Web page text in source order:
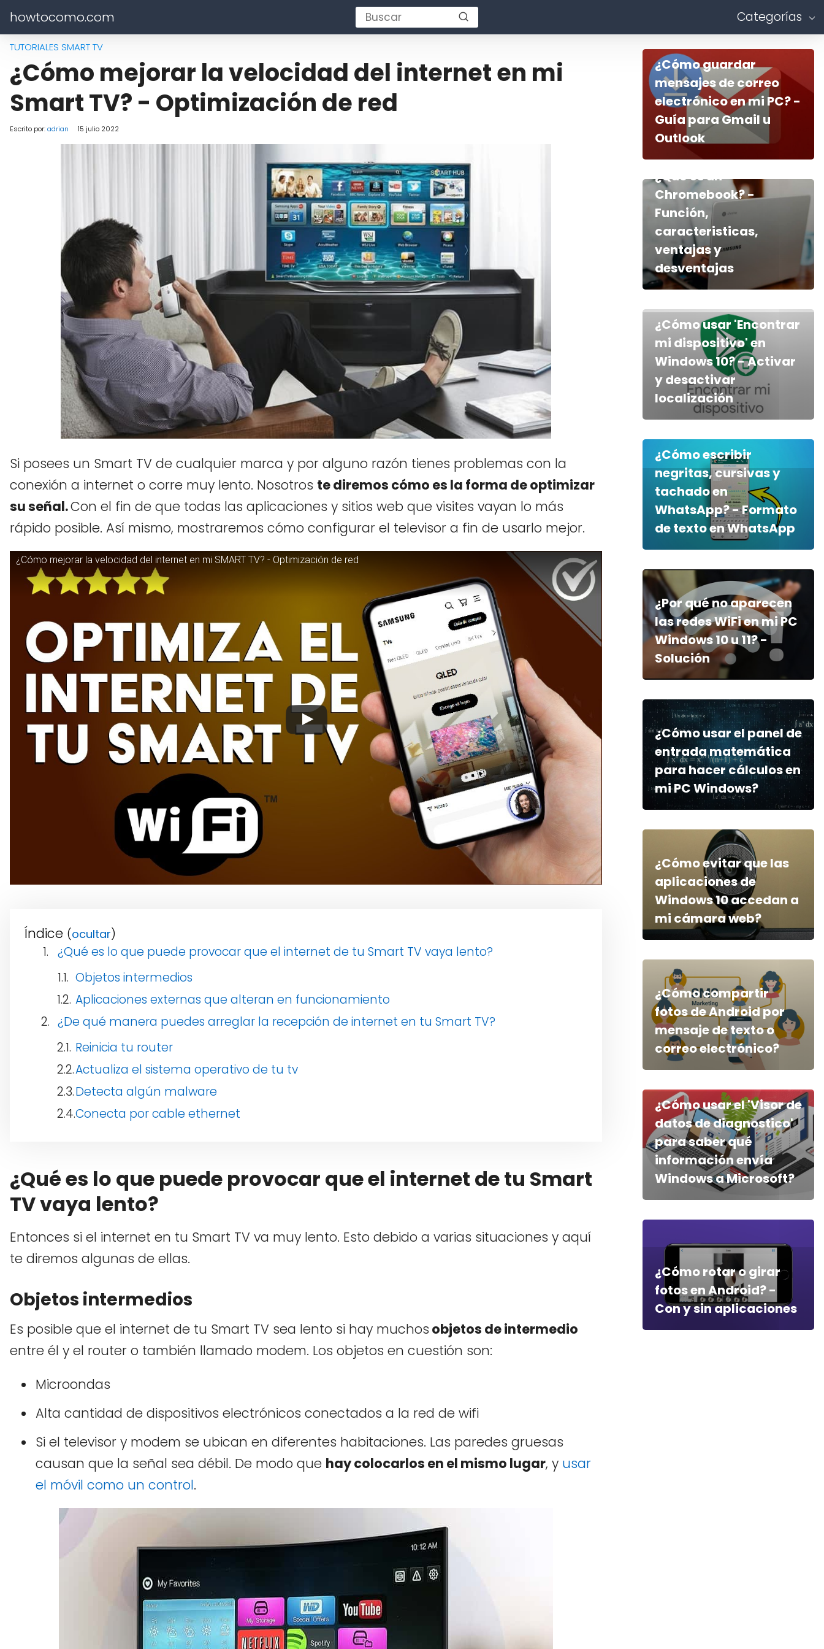
howtocomo.com Categorías
TUTORIALES SMART TV
¿Cómo mejorar la velocidad del internet en mi
Smart TV? - Optimización de red
Escrito por:adrian 15 julio 2022
Si posees un Smart TV de cualquier marca y por alguno razón tienes problemas con la
conexión a internet o corre muy lento. Nosotros te diremos cómo es la forma de optimizar
su señal.Con el fin de que todas las aplicaciones y sitios web que visites vayan lo más
rápido posible. Así mismo, mostraremos cómo configurar el televisor a fin de usarlo mejor.
¿Cómo mejorar la velocidad del internet en mi SMART TV? - Optimización de red
Índice ( )
¿Qué es lo que puede provocar que el internet de tu Smart TV vaya lento?
Objetos intermedios
Aplicaciones externas que alteran en funcionamiento
¿De qué manera puedes arreglar la recepción de internet en tu Smart TV?
Reinicia tu router
Actualiza el sistema operativo de tu tv
Detecta algún malware
Conecta por cable ethernet
¿Qué es lo que puede provocar que el internet de tu Smart
TV vaya lento?
Entonces si el internet en tu Smart TV va muy lento. Esto debido a varias situaciones y aquí
te diremos algunas de ellas.
Objetos intermedios
Es posible que el internet de tu Smart TV sea lento si hay muchos objetos de intermedio
entre él y el router o también llamado modem. Los objetos en cuestión son:
Microondas
Alta cantidad de dispositivos electrónicos conectados a la red de wifi
Si el televisor y modem se ubican en diferentes habitaciones. Las paredes gruesas
causan que la señal sea débil. De modo que hay colocarlos en el mismo lugar, y usar
el móvil como un control.
¿Cómo guardar
mensajes de correo
electrónico en mi PC? -
Guía para Gmail u
Outlook
¿Qué es un
Chromebook? -
Función,
caracteristicas,
ventajas y
desventajas
¿Cómo usar 'Encontrar
mi dispositivo' en
Windows 10? - Activar
y desactivar
localización
¿Cómo escribir
negritas, cursivas y
tachado en
WhatsApp? - Formato
de texto en WhatsApp
¿Por qué no aparecen
las redes WiFi en mi PC
Windows 10 u 11? -
Solución
¿Cómo usar el panel de
entrada matemática
para hacer cálculos en
mi PC Windows?
¿Cómo evitar que las
aplicaciones de
Windows 10 accedan a
mi cámara web?
¿Cómo compartir
fotos de Android por
mensaje de texto o
correo electrónico?
¿Cómo usar el 'Visor de
datos de diagnostico'
para saber qué
información envía
Windows a Microsoft?
¿Cómo rotar o girar
fotos en Android? -
Con y sin aplicaciones